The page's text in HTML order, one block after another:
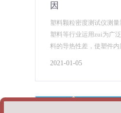
因
塑料颗粒密度测试仪测量
塑料等行业运用zui为广
料的导热性差，使塑件
2021-01-05